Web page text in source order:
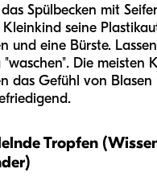
Spülbecken mit
Kleinkind seine
und eine Bürste.
"waschen". Die meisten
das Gefühl von Blasen
Tropfen